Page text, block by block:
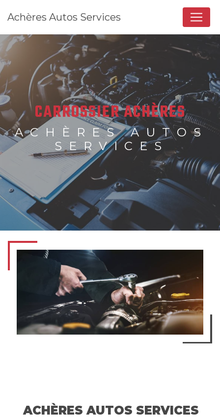
Achères Autos Services
CARROSSIER ACHÈRES
ACHÈRES AUTOS
SERVICES
ACHÈRES AUTOS SERVICES